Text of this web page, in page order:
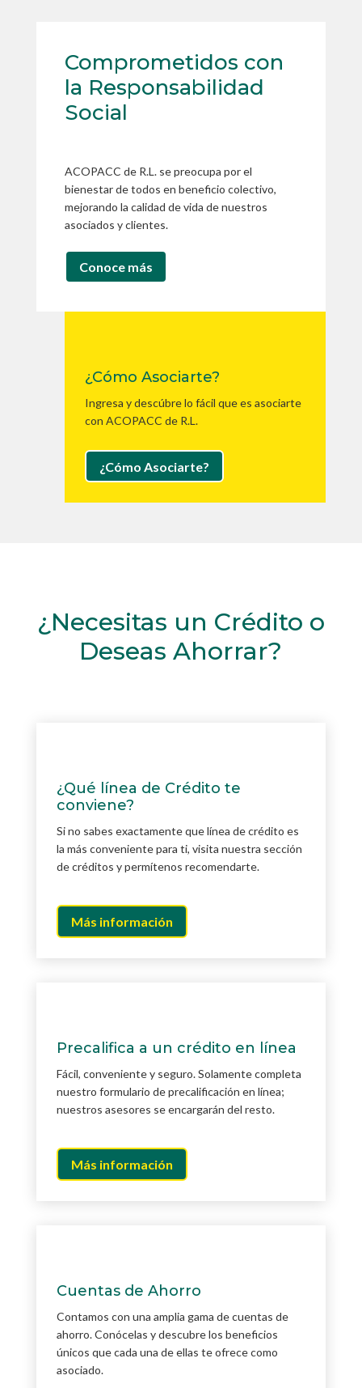
Comprometidos con
la Responsabilidad
Social
ACOPACC de R.L. se preocupa por el
bienestar de todos en beneficio colectivo,
mejorando la calidad de vida de nuestros
asociados y clientes.
Conoce más
¿Cómo Asociarte?
Ingresa y descúbre lo fácil que es asociarte
con ACOPACC de R.L.
¿Cómo Asociarte?
¿Necesitas un Crédito o
Deseas Ahorrar?
¿Qué línea de Crédito te
conviene?
Si no sabes exactamente que línea de crédito es
la más conveniente para ti, visita nuestra sección
de créditos y permítenos recomendarte.
Más información
Precalifica a un crédito en línea
Fácil, conveniente y seguro. Solamente completa
nuestro formulario de precalificación en línea;
nuestros asesores se encargarán del resto.
Más información
Cuentas de Ahorro
Contamos con una amplia gama de cuentas de
ahorro. Conócelas y descubre los beneficios
únicos que cada una de ellas te ofrece como
asociado.